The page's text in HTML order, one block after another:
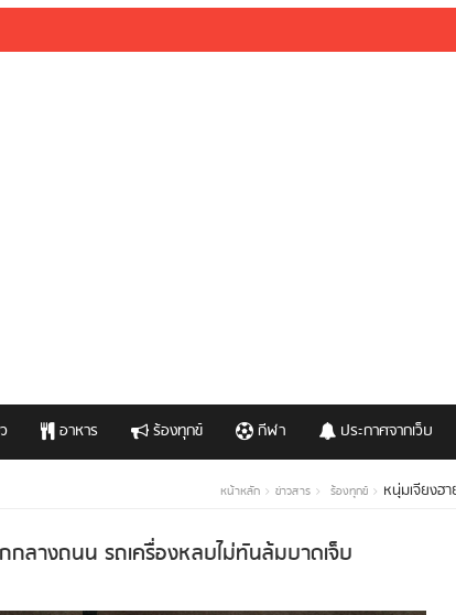
อาหาร ร้องทุกข์ กีฬา ประกาศจากเว็บ
หน้าหลัก ข่าวสาร ร้องทุกข์ หนุ่มเจียงฮ
ลางถนน รถเครื่องหลบไม่ทันล้มบาดเจ็บ